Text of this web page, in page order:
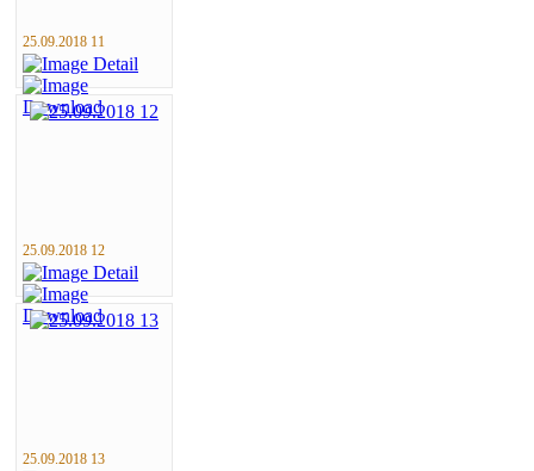
25.09.2018 11
25.09.2018 12
25.09.2018 13